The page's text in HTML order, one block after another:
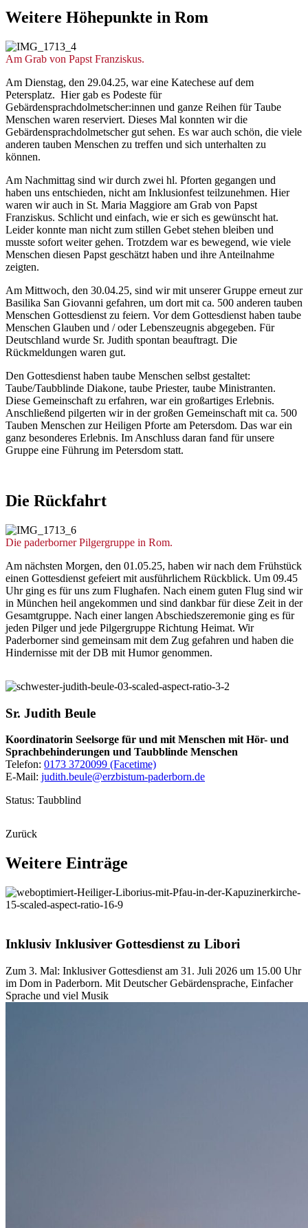
Weitere Höhepunkte in Rom
Am Grab von Papst Franziskus.
Am Dienstag, den 29.04.25, war eine Katechese auf dem
Petersplatz. Hier gab es Podeste für
Gebärdensprachdolmetscher:innen und ganze Reihen für Taube
Menschen waren reserviert. Dieses Mal konnten wir die
Gebärdensprachdolmetscher gut sehen. Es war auch schön, die viele
anderen tauben Menschen zu treffen und sich unterhalten zu
können.
Am Nachmittag sind wir durch zwei hl. Pforten gegangen und
haben uns entschieden, nicht am Inklusionfest teilzunehmen. Hier
waren wir auch in St. Maria Maggiore am Grab von Papst
Franziskus. Schlicht und einfach, wie er sich es gewünscht hat.
Leider konnte man nicht zum stillen Gebet stehen bleiben und
musste sofort weiter gehen. Trotzdem war es bewegend, wie viele
Menschen diesen Papst geschätzt haben und ihre Anteilnahme
zeigten.
Am Mittwoch, den 30.04.25, sind wir mit unserer Gruppe erneut zur
Basilika San Giovanni gefahren, um dort mit ca. 500 anderen tauben
Menschen Gottesdienst zu feiern. Vor dem Gottesdienst haben taube
Menschen Glauben und / oder Lebenszeugnis abgegeben. Für
Deutschland wurde Sr. Judith spontan beauftragt. Die
Rückmeldungen waren gut.
Den Gottesdienst haben taube Menschen selbst gestaltet:
Taube/Taubblinde Diakone, taube Priester, taube Ministranten.
Diese Gemeinschaft zu erfahren, war ein großartiges Erlebnis.
Anschließend pilgerten wir in der großen Gemeinschaft mit ca. 500
Tauben Menschen zur Heiligen Pforte am Petersdom. Das war ein
ganz besonderes Erlebnis. Im Anschluss daran fand für unsere
Gruppe eine Führung im Petersdom statt.
Die Rückfahrt
Die paderborner Pilgergruppe in Rom.
Am nächsten Morgen, den 01.05.25, haben wir nach dem Frühstück
einen Gottesdienst gefeiert mit ausführlichem Rückblick. Um 09.45
Uhr ging es für uns zum Flughafen. Nach einem guten Flug sind wir
in München heil angekommen und sind dankbar für diese Zeit in der
Gesamtgruppe. Nach einer langen Abschiedszeremonie ging es für
jeden Pilger und jede Pilgergruppe Richtung Heimat. Wir
Paderborner sind gemeinsam mit dem Zug gefahren und haben die
Hindernisse mit der DB mit Humor genommen.
Sr. Judith Beule
Koordinatorin Seelsorge für und mit Menschen mit Hör- und
Sprachbehinderungen und Taubblinde Menschen
Telefon: 0173 3720099 (Facetime)
E-Mail: judith.beule@erzbistum-paderborn.de
Status: Taubblind
Zurück
Weitere Einträge
Inklusiv Inklusiver Gottesdienst zu Libori
Zum 3. Mal: Inklusiver Gottesdienst am 31. Juli 2026 um 15.00 Uhr
im Dom in Paderborn. Mit Deutscher Gebärdensprache, Einfacher
Sprache und viel Musik